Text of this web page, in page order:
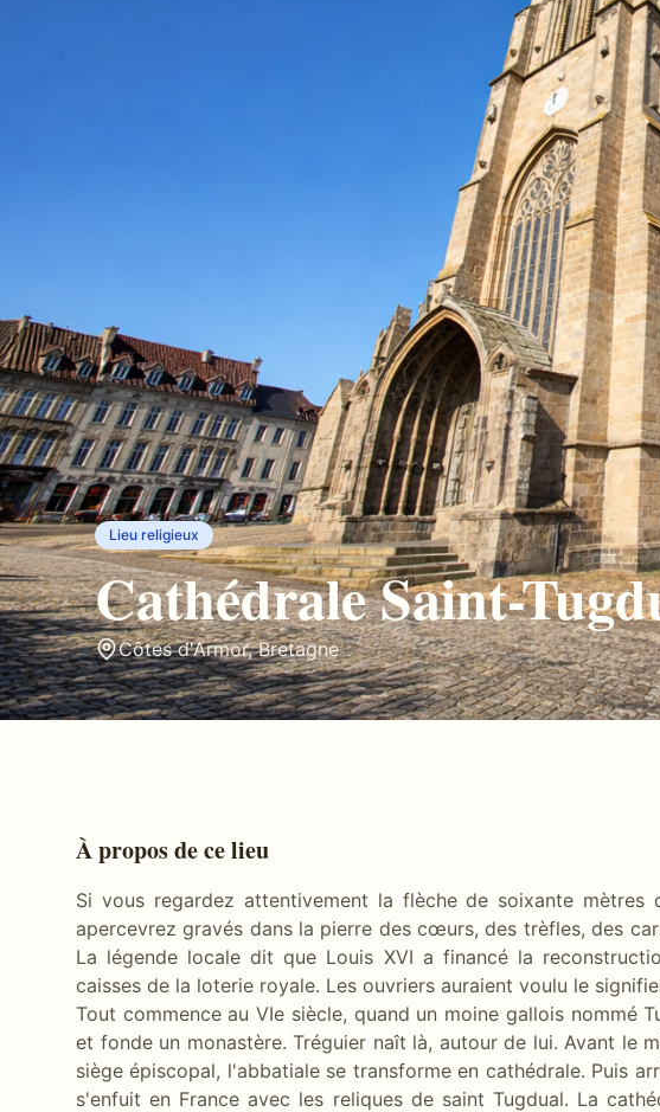
Lieu religieux
Cathédrale Saint-
Côtes d'Armor,Bretagne
À propos de ce lieu
Si vous regardez attentivement la flèche de soixante mètres
apercevrez gravés dans la pierre des cœurs, des trèfles, des
La légende locale dit que Louis XVI a financé la
caisses de la loterie royale. Les ouvriers auraient voulu le
Tout commence au VIe siècle, quand un moine gallois nommé
et fonde un monastère. Tréguier naît là, autour de lui. Avant le
siège épiscopal, l'abbatiale se transforme en cathédrale. Puis
s'enfuit en France avec les reliques de saint Tugdual. La